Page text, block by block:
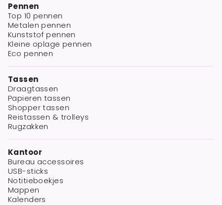
Pennen
Top 10 pennen
Metalen pennen
Kunststof pennen
Kleine oplage pennen
Eco pennen
Tassen
Draagtassen
Papieren tassen
Shopper tassen
Reistassen & trolleys
Rugzakken
Kantoor
Bureau accessoires
USB-sticks
Notitieboekjes
Mappen
Kalenders